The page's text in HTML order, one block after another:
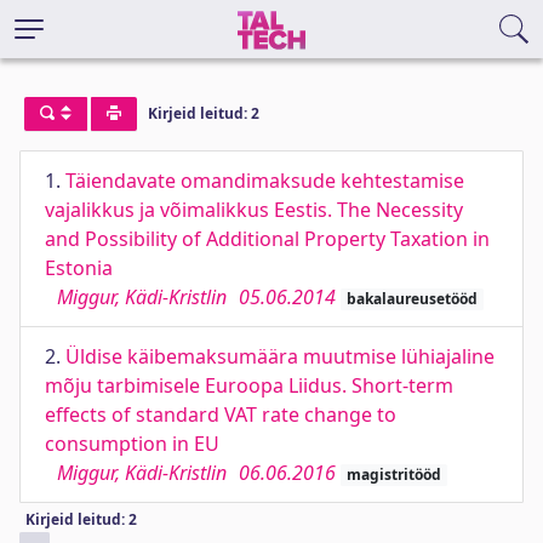
Kirjeid leitud: 2
1. Täiendavate omandimaksude kehtestamise
vajalikkus ja võimalikkus Eestis. The Necessity
and Possibility of Additional Property Taxation in
Estonia
Miggur, Kädi-Kristlin 05.06.2014 bakalaureusetööd
2. Üldise käibemaksumäära muutmise lühiajaline
mõju tarbimisele Euroopa Liidus. Short-term
effects of standard VAT rate change to
consumption in EU
Miggur, Kädi-Kristlin 06.06.2016 magistritööd
Kirjeid leitud: 2